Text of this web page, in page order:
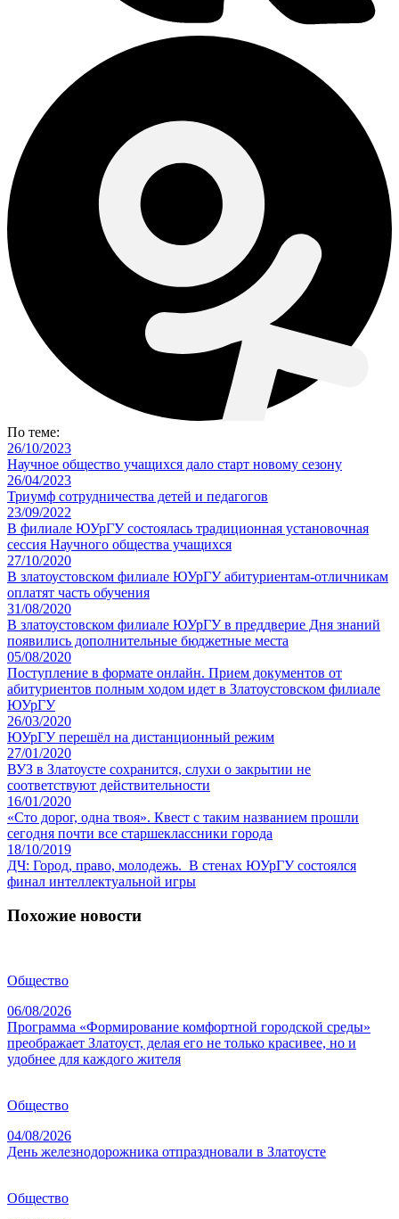
По теме:
26/10/2023
Научное общество учащихся дало старт новому сезону
26/04/2023
Триумф сотрудничества детей и педагогов
23/09/2022
В филиале ЮУрГУ состоялась традиционная установочная
сессия Научного общества учащихся
27/10/2020
В златоустовском филиале ЮУрГУ абитуриентам-отличникам
оплатят часть обучения
31/08/2020
В златоустовском филиале ЮУрГУ в преддверие Дня знаний
появились дополнительные бюджетные места
05/08/2020
Поступление в формате онлайн. Прием документов от
абитуриентов полным ходом идет в Златоустовском филиале
ЮУрГУ
26/03/2020
ЮУрГУ перешёл на дистанционный режим
27/01/2020
ВУЗ в Златоусте сохранится, слухи о закрытии не
соответствуют действительности
16/01/2020
«Сто дорог, одна твоя». Квест с таким названием прошли
сегодня почти все старшеклассники города
18/10/2019
ДЧ: Город, право, молодежь. В стенах ЮУрГУ состоялся
финал интеллектуальной игры
Похожие новости
Общество
06/08/2026
Программа «Формирование комфортной городской среды»
преображает Златоуст, делая его не только красивее, но и
удобнее для каждого жителя
Общество
04/08/2026
День железнодорожника отпраздновали в Златоусте
Общество